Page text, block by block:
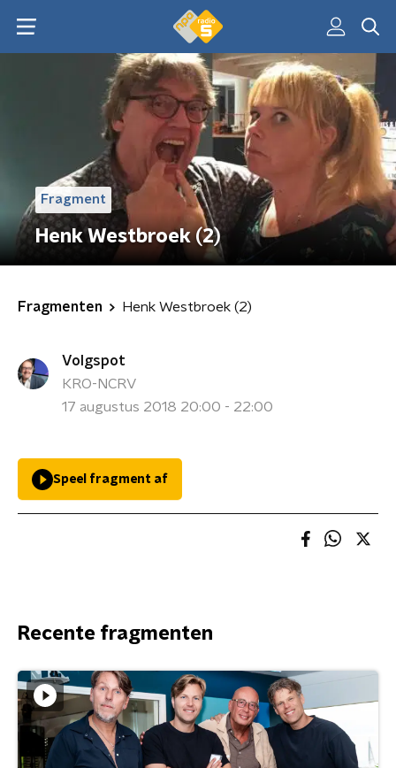
Fragment
Henk Westbroek (2)
Fragmenten Henk Westbroek (2)
Volgspot
KRO-NCRV
17 augustus 2018 20:00 - 22:00
Speel fragment af
Recente fragmenten